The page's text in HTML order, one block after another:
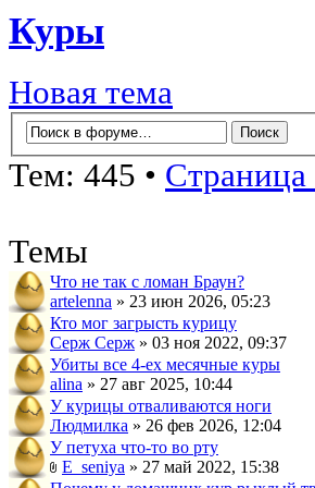
Куры
Новая тема
Тем: 445 • Страница
Темы
Что не так с ломан Браун?
artelenna » 23 июн 2026, 05:23
Кто мог загрысть курицу
Серж Серж » 03 ноя 2022, 09:37
Убиты все 4-ех месячные куры
alina » 27 авг 2025, 10:44
У курицы отваливаются ноги
Людмилка » 26 фев 2026, 12:04
У петуха что-то во рту
E_seniya » 27 май 2022, 15:38